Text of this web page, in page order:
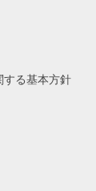
する基本方針